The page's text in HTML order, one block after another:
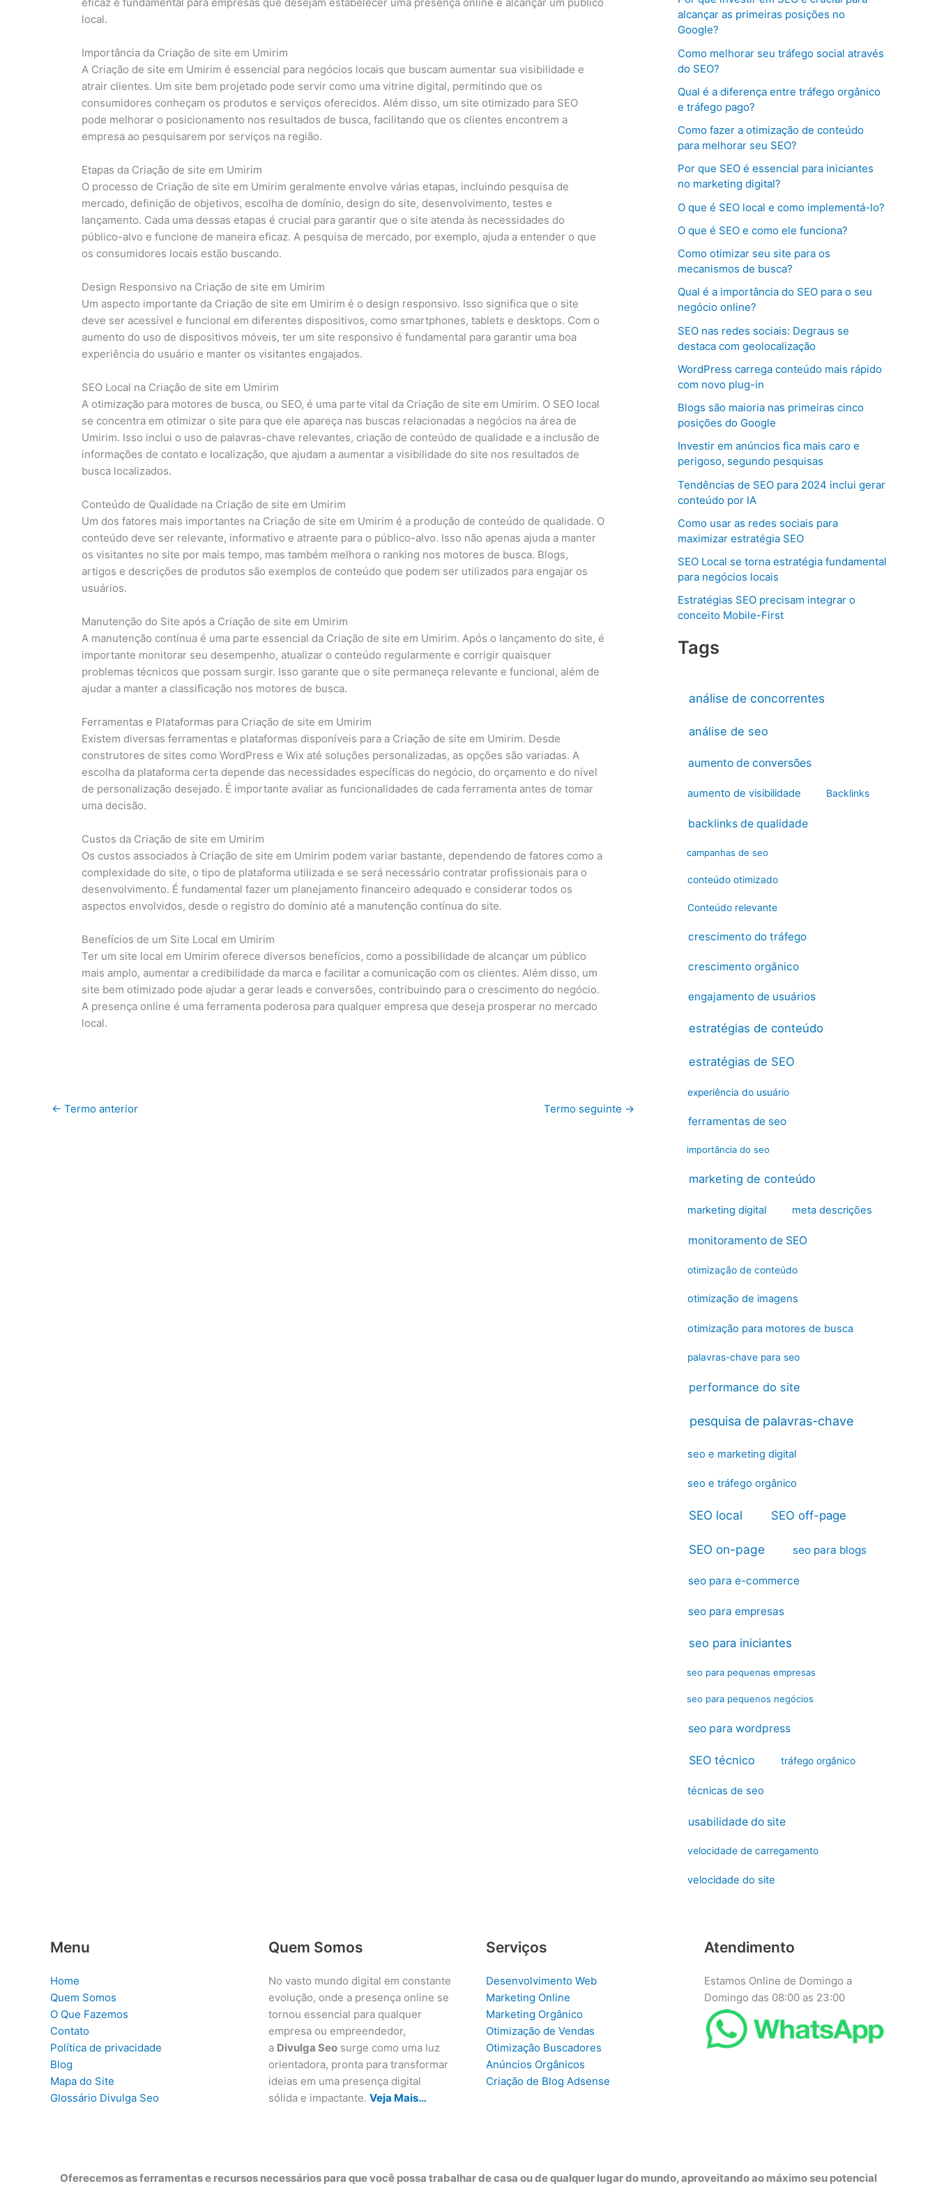
local.
Importância da Criação de site em Umirim
A Criação de site em Umirim é essencial para negócios locais que buscam aumentar sua visibilidade e
atrair clientes. Um site bem projetado pode servir como uma vitrine digital, permitindo que os
consumidores conheçam os produtos e serviços oferecidos. Além disso, um site otimizado para SEO
pode melhorar o posicionamento nos resultados de busca, facilitando que os clientes encontrem a
empresa ao pesquisarem por serviços na região.
Etapas da Criação de site em Umirim
O processo de Criação de site em Umirim geralmente envolve várias etapas, incluindo pesquisa de
mercado, definição de objetivos, escolha de domínio, design do site, desenvolvimento, testes e
lançamento. Cada uma dessas etapas é crucial para garantir que o site atenda às necessidades do
público-alvo e funcione de maneira eficaz. A pesquisa de mercado, por exemplo, ajuda a entender o que
os consumidores locais estão buscando.
Design Responsivo na Criação de site em Umirim
Um aspecto importante da Criação de site em Umirim é o design responsivo. Isso significa que o site
deve ser acessível e funcional em diferentes dispositivos, como smartphones, tablets e desktops. Com o
aumento do uso de dispositivos móveis, ter um site responsivo é fundamental para garantir uma boa
experiência do usuário e manter os visitantes engajados.
SEO Local na Criação de site em Umirim
A otimização para motores de busca, ou SEO, é uma parte vital da Criação de site em Umirim. O SEO local
se concentra em otimizar o site para que ele apareça nas buscas relacionadas a negócios na área de
Umirim. Isso inclui o uso de palavras-chave relevantes, criação de conteúdo de qualidade e a inclusão de
informações de contato e localização, que ajudam a aumentar a visibilidade do site nos resultados de
busca localizados.
Conteúdo de Qualidade na Criação de site em Umirim
Um dos fatores mais importantes na Criação de site em Umirim é a produção de conteúdo de qualidade. O
conteúdo deve ser relevante, informativo e atraente para o público-alvo. Isso não apenas ajuda a manter
os visitantes no site por mais tempo, mas também melhora o ranking nos motores de busca. Blogs,
artigos e descrições de produtos são exemplos de conteúdo que podem ser utilizados para engajar os
usuários.
Manutenção do Site após a Criação de site em Umirim
A manutenção contínua é uma parte essencial da Criação de site em Umirim. Após o lançamento do site, é
importante monitorar seu desempenho, atualizar o conteúdo regularmente e corrigir quaisquer
problemas técnicos que possam surgir. Isso garante que o site permaneça relevante e funcional, além de
ajudar a manter a classificação nos motores de busca.
Ferramentas e Plataformas para Criação de site em Umirim
Existem diversas ferramentas e plataformas disponíveis para a Criação de site em Umirim. Desde
construtores de sites como WordPress e Wix até soluções personalizadas, as opções são variadas. A
escolha da plataforma certa depende das necessidades específicas do negócio, do orçamento e do nível
de personalização desejado. É importante avaliar as funcionalidades de cada ferramenta antes de tomar
uma decisão.
Custos da Criação de site em Umirim
Os custos associados à Criação de site em Umirim podem variar bastante, dependendo de fatores como a
complexidade do site, o tipo de plataforma utilizada e se será necessário contratar profissionais para o
desenvolvimento. É fundamental fazer um planejamento financeiro adequado e considerar todos os
aspectos envolvidos, desde o registro do domínio até a manutenção contínua do site.
Benefícios de um Site Local em Umirim
Ter um site local em Umirim oferece diversos benefícios, como a possibilidade de alcançar um público
mais amplo, aumentar a credibilidade da marca e facilitar a comunicação com os clientes. Além disso, um
site bem otimizado pode ajudar a gerar leads e conversões, contribuindo para o crescimento do negócio.
A presença online é uma ferramenta poderosa para qualquer empresa que deseja prosperar no mercado
local.
← Termo anterior Termo seguinte →
alcançar as primeiras posições no
Google?
Como melhorar seu tráfego social através
do SEO?
Qual é a diferença entre tráfego orgânico
e tráfego pago?
Como fazer a otimização de conteúdo
para melhorar seu SEO?
Por que SEO é essencial para iniciantes
no marketing digital?
O que é SEO local e como implementá-lo?
O que é SEO e como ele funciona?
Como otimizar seu site para os
mecanismos de busca?
Qual é a importância do SEO para o seu
negócio online?
SEO nas redes sociais: Degraus se
destaca com geolocalização
WordPress carrega conteúdo mais rápido
com novo plug-in
Blogs são maioria nas primeiras cinco
posições do Google
Investir em anúncios fica mais caro e
perigoso, segundo pesquisas
Tendências de SEO para 2024 inclui gerar
conteúdo por IA
Como usar as redes sociais para
maximizar estratégia SEO
SEO Local se torna estratégia fundamental
para negócios locais
Estratégias SEO precisam integrar o
conceito Mobile-First
Tags
análise de concorrentes
análise de seo
aumento de conversões
aumento de visibilidade Backlinks
backlinks de qualidade
campanhas de seo
conteúdo otimizado
Conteúdo relevante
crescimento do tráfego
crescimento orgânico
engajamento de usuários
estratégias de conteúdo
estratégias de SEO
experiência do usuário
ferramentas de seo
importância do seo
marketing de conteúdo
marketing digital meta descrições
monitoramento de SEO
otimização de conteúdo
otimização de imagens
otimização para motores de busca
palavras-chave para seo
performance do site
pesquisa de palavras-chave
seo e marketing digital
seo e tráfego orgânico
SEO local SEO off-page
SEO on-page seo para blogs
seo para e-commerce
seo para empresas
seo para iniciantes
seo para pequenas empresas
seo para pequenos negócios
seo para wordpress
SEO técnico tráfego orgânico
técnicas de seo
usabilidade do site
velocidade de carregamento
velocidade do site
Menu
Home
Quem Somos
O Que Fazemos
Contato
Política de privacidade
Blog
Mapa do Site
Glossário Divulga Seo
Quem Somos
No vasto mundo digital em constante
evolução, onde a presença online se
tornou essencial para qualquer
empresa ou empreendedor,
a Divulga Seosurge como uma luz
orientadora, pronta para transformar
ideias em uma presença digital
sólida e impactante. Veja Mais…
Serviços
Desenvolvimento Web
Marketing Online
Marketing Orgânico
Otimização de Vendas
Otimização Buscadores
Anúncios Orgânicos
Criação de Blog Adsense
Atendimento
Estamos Online de Domingo a
Domingo das 08:00 as 23:00
Oferecemos as ferramentas e recursos necessários para que você possa trabalhar de casa ou de qualquer lugar do mundo, aproveitando ao máximo seu potencial